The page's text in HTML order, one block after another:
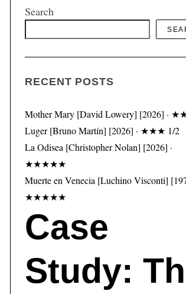
Search
RECENT POSTS
Mother Mary [David Lowery] [2026] ·
Luger [Bruno Martín] [2026] · ★★★ 1/2
La Odisea [Christopher Nolan] [2026] ·
★★★★★
Muerte en Venecia [Luchino Visconti]
★★★★★
Case
Study: